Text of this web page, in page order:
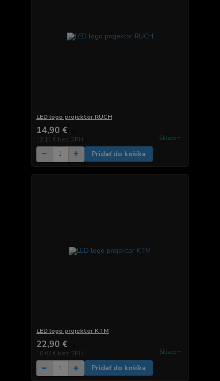
LED logo projektor RUCH
14,90 €
12,11 € bez DPH Skladom
Pridať do košíka
LED logo projektor KTM
22,90 €
18,62 € bez DPH Skladom
Pridať do košíka